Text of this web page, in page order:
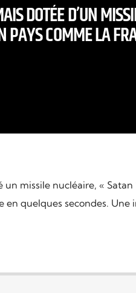
DOTÉE D’UN
PAYS COMME LA
un missile nucléaire, «
en quelques secondes. Une